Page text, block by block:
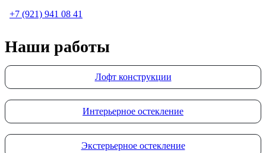
+7 (921) 941 08 41
Наши работы
Лофт конструкции
Интерьерное остекление
Экстерьерное остекление